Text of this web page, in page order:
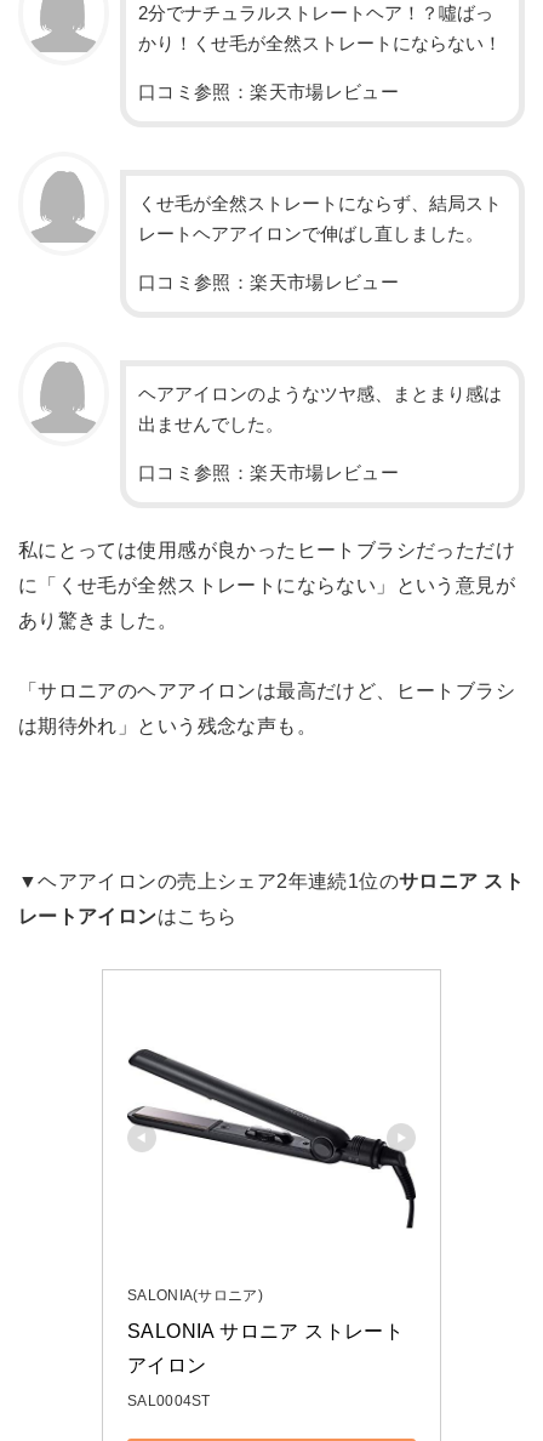
2分でナチュラルストレートヘア！？噓ばっ
かり！くせ毛が全然ストレートにならない！
口コミ参照：楽天市場レビュー
くせ毛が全然ストレートにならず、結局スト
レートヘアアイロンで伸ばし直しました。
口コミ参照：楽天市場レビュー
ヘアアイロンのようなツヤ感、まとまり感は
出ませんでした。
口コミ参照：楽天市場レビュー
私にとっては使用感が良かったヒートブラシだっただけ
に「くせ毛が全然ストレートにならない」という意見が
あり驚きました。
「サロニアのヘアアイロンは最高だけど、ヒートブラシ
は期待外れ」という残念な声も。
▼ヘアアイロンの売上シェア2年連続1位のサロニア スト
レートアイロンはこちら
SALONIA(サロニア)
SALONIA サロニア ストレート
アイロン
SAL0004ST